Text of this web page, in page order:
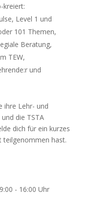
kreiert:
Level 1 und
101 Themen,
Beratung,
TEW,
und
ihre Lehr- und
die TSTA
dich für ein kurzes
teilgenommen hast.
- 16:00 Uhr